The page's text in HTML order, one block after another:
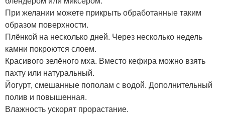
При желании можете прикрыть обработанные таким
образом поверхности.
Плёнкой на несколько дней. Через несколько недель
камни покроются слоем.
Красивого зелёного мха. Вместо кефира можно взять
пахту или натуральный.
Йогурт, смешанные пополам с водой. Дополнительный
полив и повышенная.
Влажность ускорят прорастание.